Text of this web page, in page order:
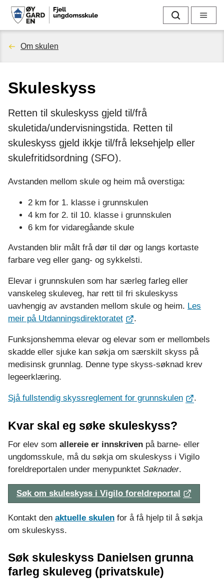
F
j
u
n
g
d
o
m
s
s
k
u
l
e
Søk Meny
Du
her:
Om skulen
Skuleskyss
Retten til skuleskyss gjeld til/frå
skuletida/undervisningstida. Retten til
skuleskyss gjeld ikkje til/frå leksehjelp eller
skulefritidsordning (SFO).
Avstanden mellom skule og heim må overstiga:
2 km for 1. klasse i grunnskulen
4 km for 2. til 10. klasse i grunnskulen
6 km for vidaregåande skule
Avstanden blir målt frå dør til dør og langs kortaste
farbare veg eller gang- og sykkelsti.
Elevar i grunnskulen som har særleg farleg eller
vanskeleg skuleveg, har rett til fri skuleskyss
uavhengig av avstanden mellom skule og heim. Les
meir på Utdanningsdirektoratet
.
Funksjonshemma elevar og elevar som er mellombels
skadde eller sjuke kan søkja om særskilt skyss på
medisinsk grunnlag. Denne type skyss-søknad krev
legeerklæring.
Sjå fullstendig skyssreglement for grunnskulen .
Kvar skal eg søke skuleskyss?
For elev som allereie er innskriven på barne- eller
ungdomsskule, må du søkja om skuleskyss i Vigilo
foreldreportalen under menypunktet Søknader.
Søk om skuleskyss i Vigilo foreldreportal
Kontakt den aktuelle skulen for å få hjelp til å søkja
om skuleskyss.
Søk skuleskyss Danielsen grunna
farleg skuleveg (privatskule)